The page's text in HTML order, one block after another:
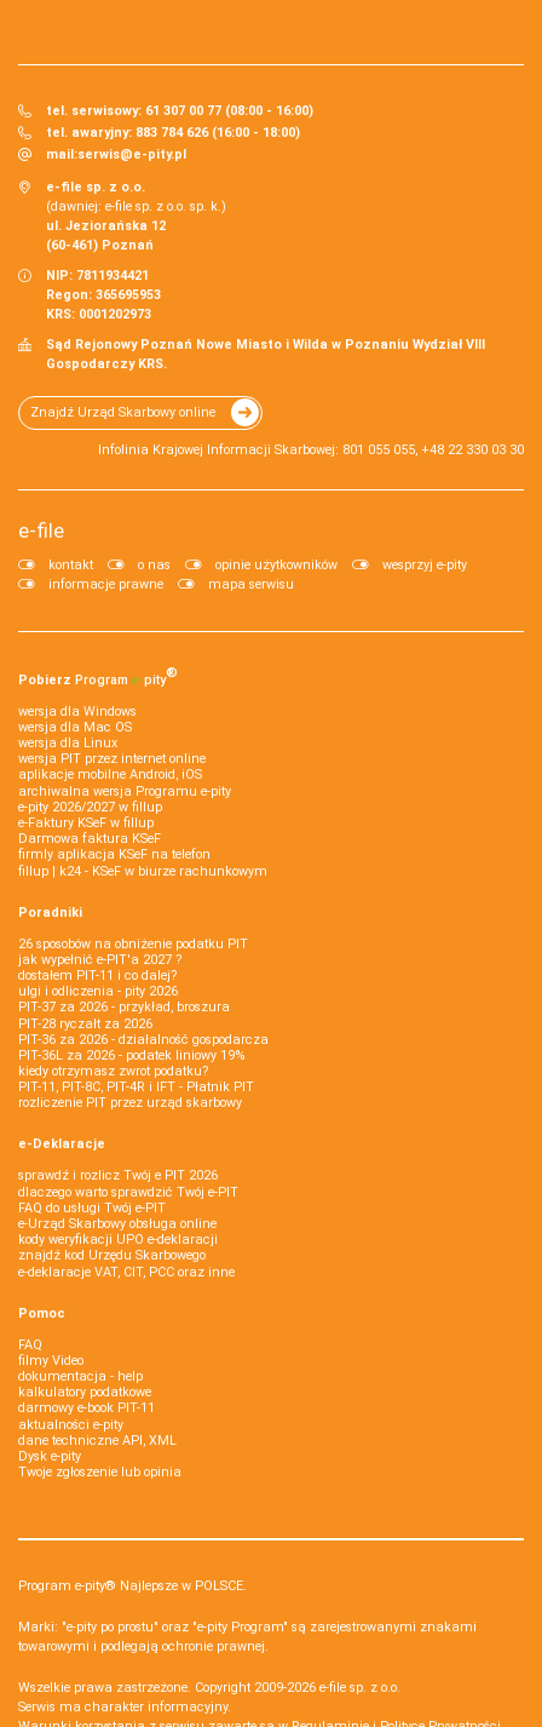
tel. serwisowy: 61 307 00 77 (08:00 - 16:00)
tel. awaryjny: 883 784 626 (16:00 - 18:00)
mail:serwis@e-pity.pl
e-file sp. z o.o.
(dawniej: e-file sp. z o.o. sp. k.)
ul. Jeziorańska 12
(60-461) Poznań
NIP: 7811934421
Regon: 365695953
KRS: 0001202973
Sąd Rejonowy Poznań Nowe Miasto i Wilda w Poznaniu Wydział VIII
Gospodarczy KRS.
Znajdź Urząd Skarbowy online
Infolinia Krajowej Informacji Skarbowej: 801 055 055, +48 22 330 03 30
e-file
kontakt o nas opinie użytkowników
wesprzyj e-pity
informacje prawne
mapa serwisu
Pobierz Program e‑pity®
wersja dla Windows
wersja dla Mac OS
wersja dla Linux
wersja PIT przez internet online
aplikacje mobilne Android, iOS
archiwalna wersja Programu e-pity
e-pity 2026/2027 w fillup
e‑Faktury KSeF w fillup
Darmowa faktura KSeF
firmly aplikacja KSeF na telefon
fillup | k24 - KSeF w biurze rachunkowym
Poradniki
26 sposobów na obniżenie podatku PIT
jak wypełnić e-PIT'a 2027 ?
dostałem PIT-11 i co dalej?
ulgi i odliczenia - pity 2026
PIT-37 za 2026 - przykład, broszura
PIT-28 ryczałt za 2026
PIT-36 za 2026 - działalność gospodarcza
PIT-36L za 2026 - podatek liniowy 19%
kiedy otrzymasz zwrot podatku?
PIT-11, PIT-8C, PIT-4R i IFT - Płatnik PIT
rozliczenie PIT przez urząd skarbowy
e-Deklaracje
sprawdź i rozlicz Twój e PIT 2026
dlaczego warto sprawdzić Twój e-PIT
FAQ do usługi Twój e-PIT
e-Urząd Skarbowy obsługa online
kody weryfikacji UPO e-deklaracji
znajdź kod Urzędu Skarbowego
e-deklaracje VAT, CIT, PCC oraz inne
Pomoc
FAQ
filmy Video
dokumentacja - help
kalkulatory podatkowe
darmowy e-book PIT-11
aktualności e-pity
dane techniczne API, XML
Dysk e-pity
Twoje zgłoszenie lub opinia
Program e-pity® Najlepsze w POLSCE.
Marki: "e-pity po prostu" oraz "e-pity Program" są zarejestrowanymi znakami
towarowymi i podlegają ochronie prawnej.
Wszelkie prawa zastrzeżone. Copyright 2009-2026 e-file sp. z o.o.
Serwis ma charakter informacyjny.